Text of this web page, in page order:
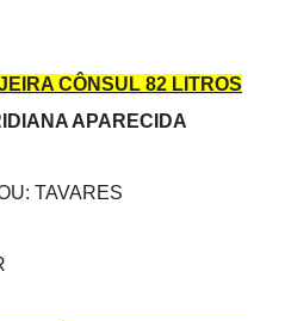
CÔNSUL 82 LITROS
APARECIDA
TAVARES